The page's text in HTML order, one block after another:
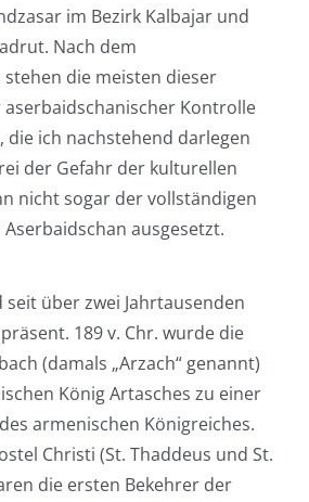
im Bezirk Kalbajar und
Nach dem
die meisten dieser
Kontrolle
die ich nachstehend darlegen
der Gefahr der kulturellen
nicht sogar der vollständigen
ausgesetzt.
über zwei Jahrtausenden
189 v. Chr. wurde die
(damals „Arzach“ genannt)
König Artasches zu einer
armenischen Königreiches.
Christi (St. Thaddeus und St.
die ersten Bekehrer der